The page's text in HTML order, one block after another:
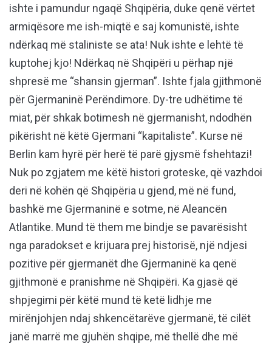
ishte i pamundur ngaqë Shqipëria, duke qenë vërtet
armiqësore me ish-miqtë e saj komunistë, ishte
ndërkaq më staliniste se ata! Nuk ishte e lehtë të
kuptohej kjo! Ndërkaq në Shqipëri u përhap një
shpresë me “shansin gjerman”. Ishte fjala gjithmonë
për Gjermaninë Perëndimore. Dy-tre udhëtime të
miat, për shkak botimesh në gjermanisht, ndodhën
pikërisht në këtë Gjermani “kapitaliste”. Kurse në
Berlin kam hyrë për herë të parë gjysmë fshehtazi!
Nuk po zgjatem me këtë histori groteske, që vazhdoi
deri në kohën që Shqipëria u gjend, më në fund,
bashkë me Gjermaninë e sotme, në Aleancën
Atlantike. Mund të them me bindje se pavarësisht
nga paradokset e krijuara prej historisë, një ndjesi
pozitive për gjermanët dhe Gjermaninë ka qenë
gjithmonë e pranishme në Shqipëri. Ka gjasë që
shpjegimi për këtë mund të ketë lidhje me
mirënjohjen ndaj shkencëtarëve gjermanë, të cilët
janë marrë me gjuhën shqipe, më thellë dhe më